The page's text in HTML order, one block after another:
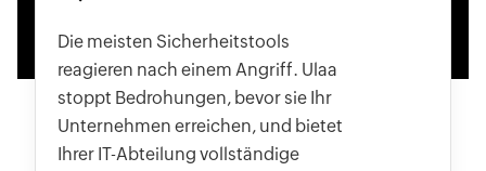
Die meisten Sicherheitstools
reagieren nach einem Angriff. Ulaa
stoppt Bedrohungen, bevor sie Ihr
Unternehmen erreichen, und bietet
Ihrer IT-Abteilung vollständige